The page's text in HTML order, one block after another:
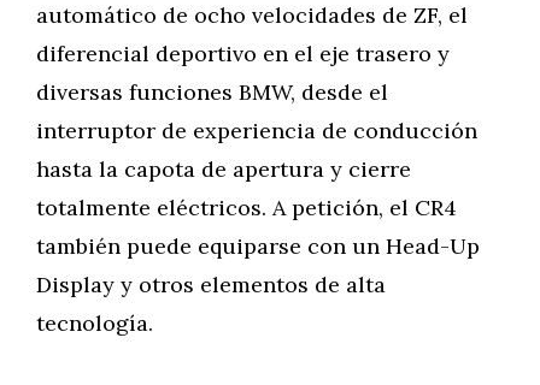
automático de ocho velocidades de ZF, el
diferencial deportivo en el eje trasero y
diversas funciones BMW, desde el
interruptor de experiencia de conducción
hasta la capota de apertura y cierre
totalmente eléctricos. A petición, el CR4
también puede equiparse con un Head-Up
Display y otros elementos de alta
tecnología.